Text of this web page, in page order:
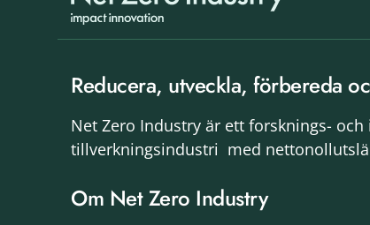
Reducera, utveckla, förbereda
Net Zero Industry är ett forsknings-
tillverkningsindustri med
Om Net Zero Industry